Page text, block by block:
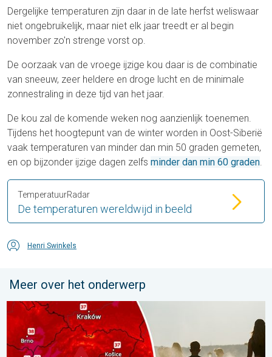
Dergelijke temperaturen zijn daar in de late herfst weliswaar
niet ongebruikelijk, maar niet elk jaar treedt er al begin
november zo'n strenge vorst op.
De oorzaak van de vroege ijzige kou daar is de combinatie
van sneeuw, zeer heldere en droge lucht en de minimale
zonnestraling in deze tijd van het jaar.
De kou zal de komende weken nog aanzienlijk toenemen.
Tijdens het hoogtepunt van de winter worden in Oost-Siberië
vaak temperaturen van minder dan min 50 graden gemeten,
en op bijzonder ijzige dagen zelfs minder dan min 60 graden.
De temperaturen wereldwijd in beeld
TemperatuurRadar
Henri Swinkels
Meer over het onderwerp
Extreme hitte in Oost-Europa. Tot ruim 40 graden. . . dinsdag